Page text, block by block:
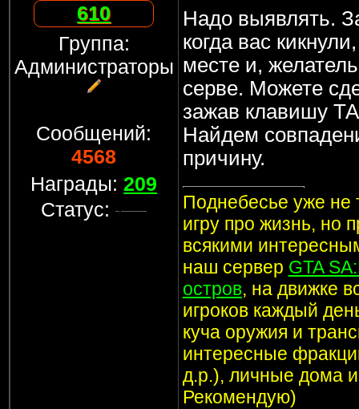
610
Группа:
Администраторы
Сообщений:
4568
Награды:209
Статус:
Надо выявлять.
когда вас
месте и,
серве. Можете
зажав клавишу
Найдем
причину.
Поднебесье уже не
игру про жизнь, но
всякими
наш сервер GTA
остров, на движке
игроков каждый
куча оружия и
интересные
д.р.), личные дома
Рекомендую)